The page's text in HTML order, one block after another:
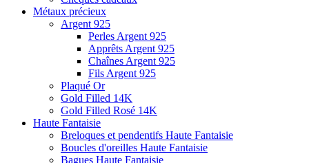
Métaux précieux
Argent 925
Perles Argent 925
Apprêts Argent 925
Chaînes Argent 925
Fils Argent 925
Plaqué Or
Gold Filled 14K
Gold Filled Rosé 14K
Haute Fantaisie
Breloques et pendentifs Haute Fantaisie
Boucles d'oreilles Haute Fantaisie
Bagues Haute Fantaisie